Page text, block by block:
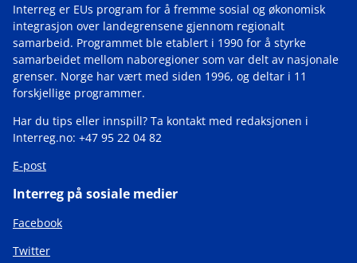
Interreg er EUs program for å fremme sosial og økonomisk
integrasjon over landegrensene gjennom regionalt
samarbeid. Programmet ble etablert i 1990 for å styrke
samarbeidet mellom naboregioner som var delt av nasjonale
grenser. Norge har vært med siden 1996, og deltar i 11
forskjellige programmer.
Har du tips eller innspill? Ta kontakt med redaksjonen i
Interreg.no: +47 95 22 04 82
E-post
Interreg på sosiale medier
Facebook
Twitter